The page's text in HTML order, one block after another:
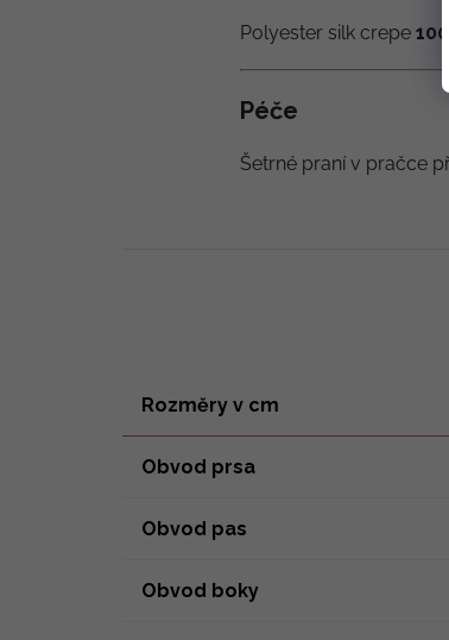
Polyester silk crepe
Péče
Šetrné praní v pračce
Rozměry v cm
Obvod prsa
Obvod pas
Obvod boky